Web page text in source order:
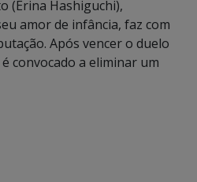
(Erina Hashiguchi),
amor de infância, faz com
Após vencer o duelo
convocado a eliminar um